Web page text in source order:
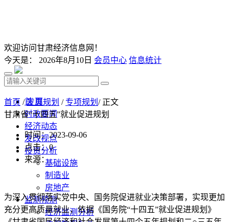
欢迎访问甘肃经济信息网！
今天是： 2026年8月10日 会员中心 信息统计
首 页
时政要闻
经济动态
发改视点
投资分析
基础设施
制造业
房地产
监测预测
经济监测分析
首页 /发展规划 /专项规划 / 正文
甘肃省“十四五”就业促进规划
时间：2023-09-06
点击：0
来源：
为深入贯彻落实党中央、国务院促进就业决策部署，实现更加
充分更高质量就业，依据《国务院“十四五”就业促进规划》